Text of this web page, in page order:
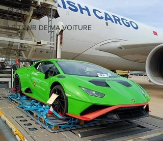
PLEIN PHARE
LE TOUR DE MA VOITURE